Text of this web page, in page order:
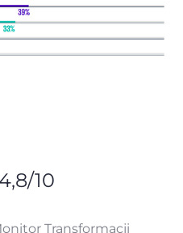
10
Transformacji